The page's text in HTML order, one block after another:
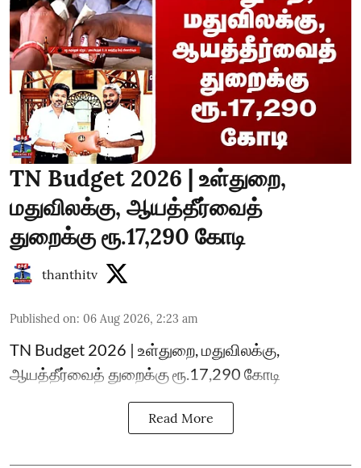
TN Budget 2026 | உள்துறை,
மதுவிலக்கு, ஆயத்தீர்வைத்
துறைக்கு ரூ.17,290 கோடி
thanthitv
Published on: 06 Aug 2026, 2:23 am
TN Budget 2026 | உள்துறை, மதுவிலக்கு,
ஆயத்தீர்வைத் துறைக்கு ரூ.17,290 கோடி
Read More